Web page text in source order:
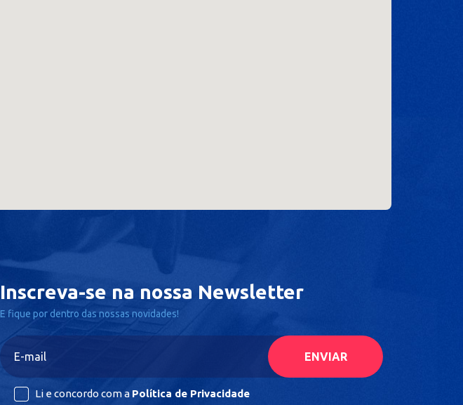
Inscreva-se na nossa Newsletter
E fique por dentro das nossas novidades!
Li e concordo com a Política de Privacidade